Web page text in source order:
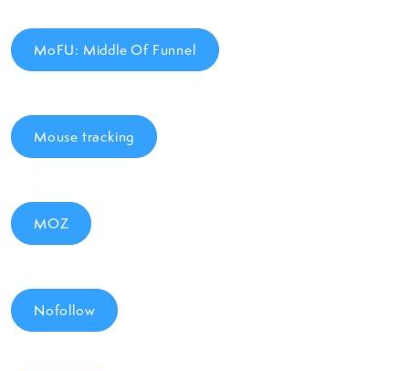
MoFU: Middle Of Funnel
Mouse tracking
MOZ
Nofollow